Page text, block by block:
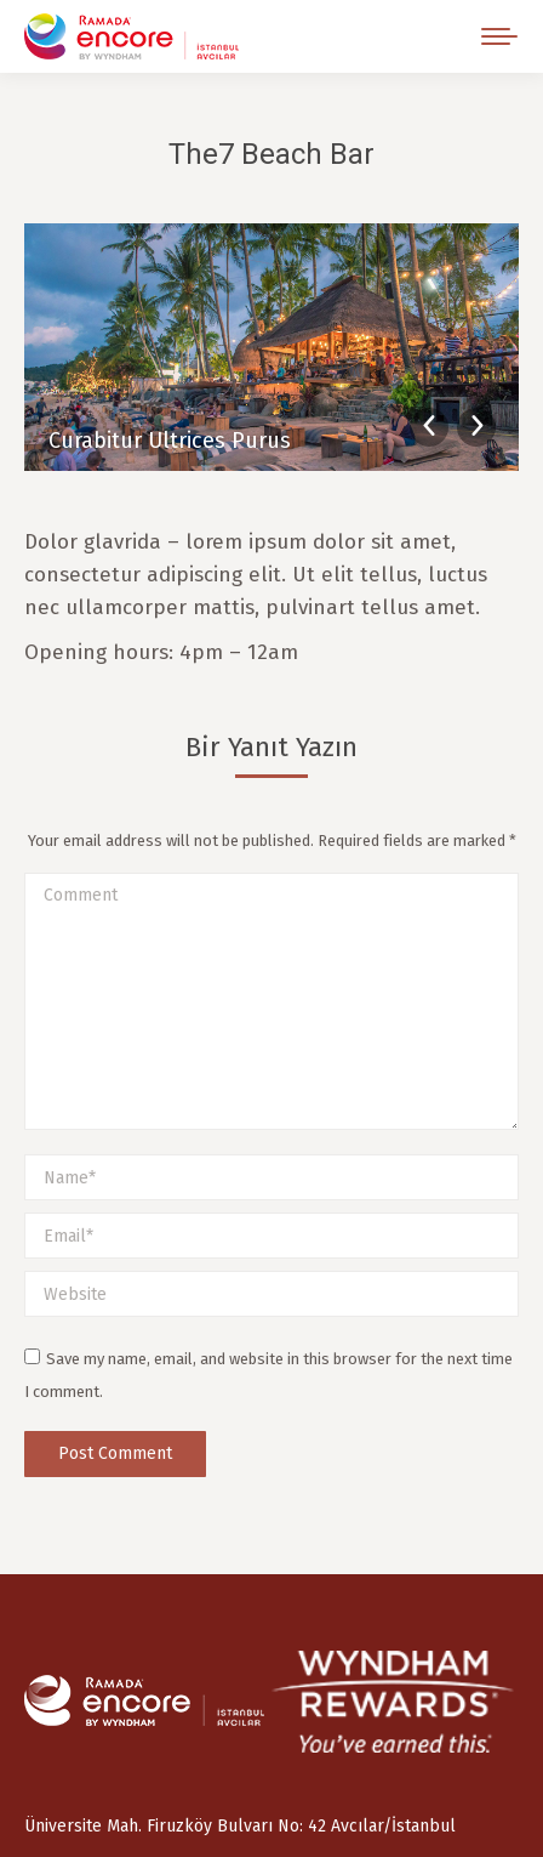
The7 Beach Bar
Curabitur Ultrices Purus
Dolor glavrida – lorem ipsum dolor sit amet,
consectetur adipiscing elit. Ut elit tellus, luctus
nec ullamcorper mattis, pulvinart tellus amet.
Opening hours: 4pm – 12am
Bir Yanıt Yazın
Your email address will not be published. Required fields are marked *
Comment
Name *
Email *
Website
Save my name, email, and website in this browser for the next time
I comment.
Post Comment
Üniversite Mah. Firuzköy Bulvarı No: 42 Avcılar/İstanbul